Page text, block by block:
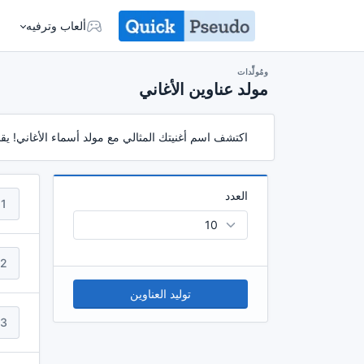
ألعاب وترفيه
ومُولِّدات
مولد عناوين الأغاني
اكتشف اسم أغنيتك المثالي مع مولد أسماء الأغاني!
العدد
توليد العناوين
1
2
3